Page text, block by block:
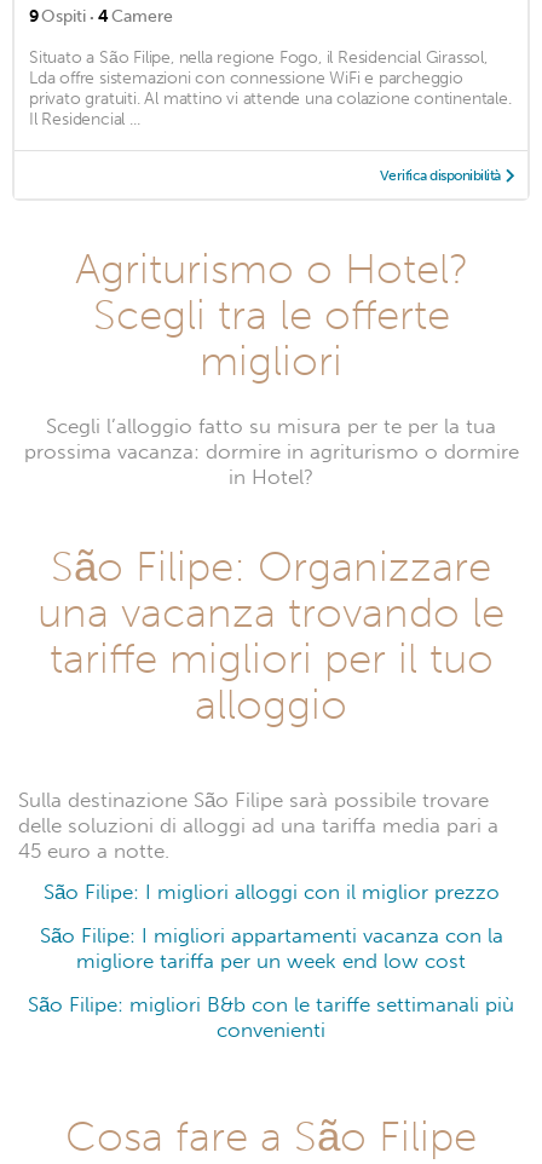
9Ospiti · 4Camere
Situato a São Filipe, nella regione Fogo, il Residencial Girassol,
Lda offre sistemazioni con connessione WiFi e parcheggio
privato gratuiti. Al mattino vi attende una colazione continentale.
Il Residencial ...
Verifica disponibilità
Agriturismo o Hotel?
Scegli tra le offerte
migliori
Scegli l’alloggio fatto su misura per te per la tua
prossima vacanza: dormire in agriturismo o dormire
in Hotel?
São Filipe: Organizzare
una vacanza trovando le
tariffe migliori per il tuo
alloggio
Sulla destinazione São Filipe sarà possibile trovare
delle soluzioni di alloggi ad una tariffa media pari a
45 euro a notte.
São Filipe: I migliori alloggi con il miglior prezzo
São Filipe: I migliori appartamenti vacanza con la
migliore tariffa per un week end low cost
São Filipe: migliori B&b con le tariffe settimanali più
convenienti
Cosa fare a São Filipe